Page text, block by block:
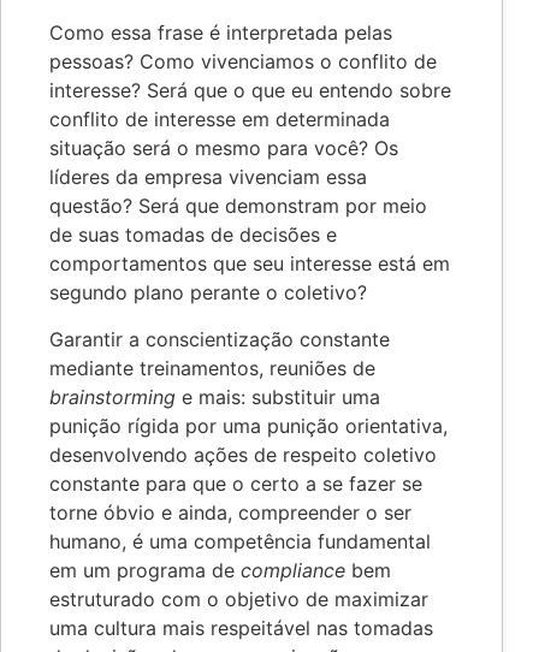
Como essa frase é interpretada pelas
pessoas? Como vivenciamos o conflito de
interesse? Será que o que eu entendo sobre
conflito de interesse em determinada
situação será o mesmo para você? Os
líderes da empresa vivenciam essa
questão? Será que demonstram por meio
de suas tomadas de decisões e
comportamentos que seu interesse está em
segundo plano perante o coletivo?
Garantir a conscientização constante
mediante treinamentos, reuniões de
brainstorming e mais: substituir uma
punição rígida por uma punição orientativa,
desenvolvendo ações de respeito coletivo
constante para que o certo a se fazer se
torne óbvio e ainda, compreender o ser
humano, é uma competência fundamental
em um programa de compliance bem
estruturado com o objetivo de maximizar
uma cultura mais respeitável nas tomadas